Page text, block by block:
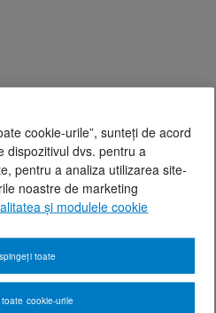
cookie-urile”, sunteți de acord
dispozitivul dvs. pentru a
pentru a analiza utilizarea site-
noastre de marketing
și modulele cookie
toate
cookie-urile